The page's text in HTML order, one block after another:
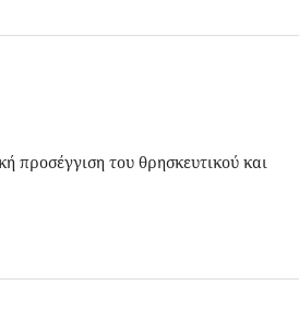
προσέγγιση του θρησκευτικού και